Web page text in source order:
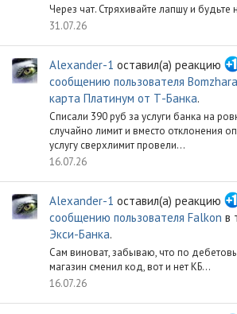
Через чат. Стряхивайте лапшу и будьте
31.07.26
Alexander-1 оставил(а) реакцию
сообщению пользователя Bomzhara
карта Платинум от Т-Банка.
Списали 390 руб за услуги банка на
случайно лимит и вместо отклонения
услугу сверхлимит провели...
16.07.26
Alexander-1 оставил(а) реакцию
сообщению пользователя Falkon в
Экси-Банка.
Сам виноват, забываю, что по
магазин сменил код, вот и нет КБ...
16.07.26